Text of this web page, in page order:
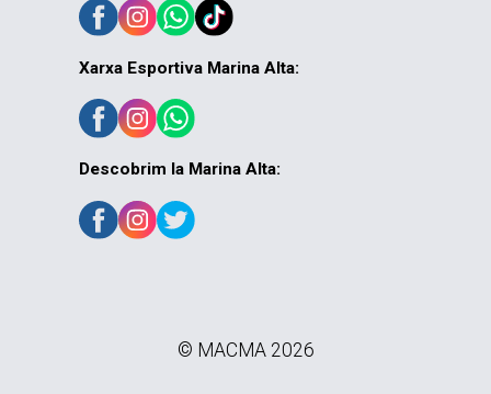
Xarxa Esportiva Marina Alta:
Descobrim la Marina Alta:
© MACMA 2026